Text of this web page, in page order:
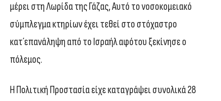
μέρει στη Λωρίδα της Γάζας, Αυτό το νοσοκομειακό
σύμπλεγμα κτηρίων έχει τεθεί στο στόχαστρο
κατ΄επανάληψη από το Ισραήλ αφότου ξεκίνησε ο
πόλεμος.
Η Πολιτική Προστασία είχε καταγράψει συνολικά 28